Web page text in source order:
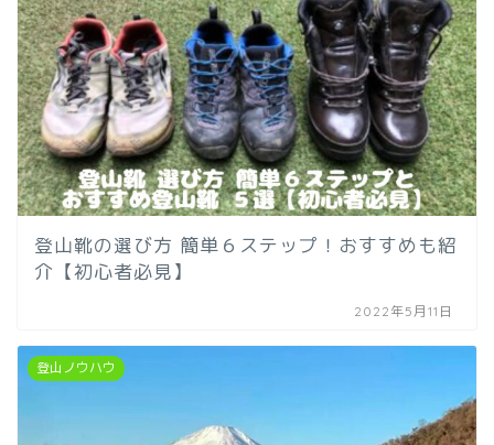
登山靴の選び方 簡単６ステップ！おすすめも紹
介【初心者必見】
2022年5月11日
登山ノウハウ